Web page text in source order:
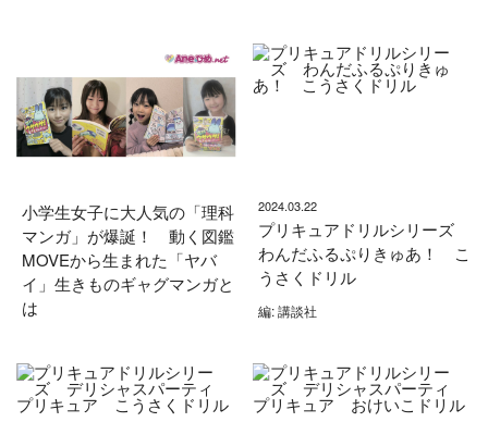
小学生女子に大人気の「理科
マンガ」が爆誕！ 動く図鑑
MOVEから生まれた「ヤバ
イ」生きものギャグマンガと
は
2024.03.22
プリキュアドリルシリーズ
わんだふるぷりきゅあ！ こ
うさくドリル
編: 講談社